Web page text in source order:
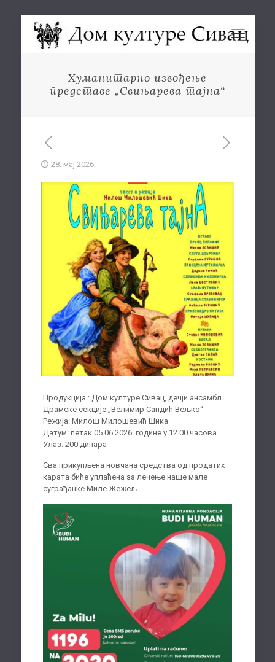
Хуманитарно извођење
представе „Свињарева тајна“
28. мај 2026.
Продукција : Дом културе Сивац, дечји ансамбл
Драмске секције „Велимир Сандић Вељко“
Режија: Милош Милошевић Шика
Датум: петак 05.06.2026. године у 12.00 часова
Улаз: 200 динара
Сва прикупљена новчана средства од продатих
карата биће уплаћена за лечење наше мале
суграђанке Миле Жежељ.